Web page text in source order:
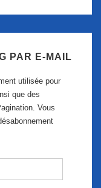
PAR E-MAIL
utilisée pour
que des
Vous